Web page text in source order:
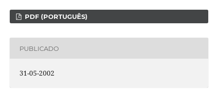
PDF (PORTUGUÊS)
PUBLICADO
31-05-2002